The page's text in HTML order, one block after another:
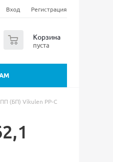
Вход Регистрация
Корзина
пуста
(БП) Vikulen PP-C